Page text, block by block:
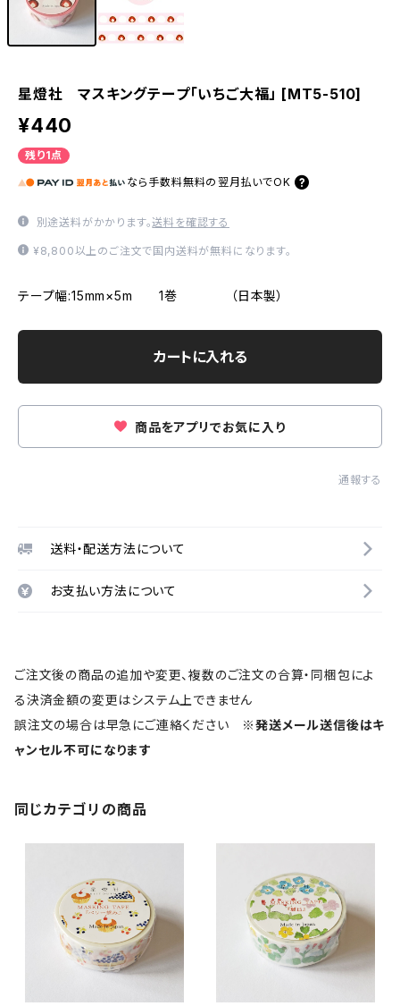
星燈社 マスキングテープ「いちご大福」 [MT5-510]
¥440
残り1点
なら 手数料無料の 翌月払いでOK
別途送料がかかります。送料を確認する
¥8,800以上のご注文で国内送料が無料になります。
テープ幅:15mm×5m 1巻 （日本製）
カートに入れる
商品をアプリでお気に入り
通報する
送料・配送方法について
お支払い方法について
ご注文後の商品の追加や変更、複数のご注文の合算・同梱包によ
る決済金額の変更はシステム上できません
誤注文の場合は早急にご連絡ください ※発送メール送信後はキ
ャンセル不可になります
同じカテゴリの商品